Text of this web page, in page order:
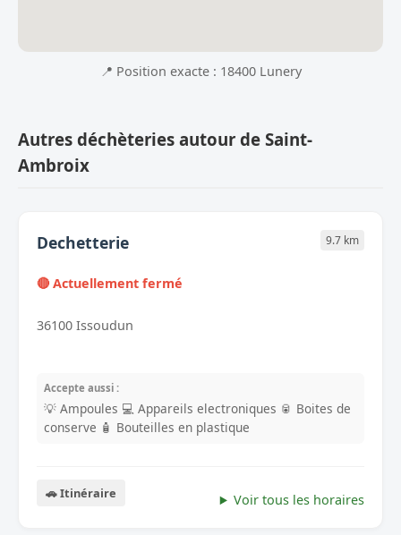
📍 Position exacte : 18400 Lunery
Autres déchèteries autour de Saint-
Ambroix
Dechetterie 9.7 km
🔴 Actuellement fermé
36100 Issoudun
Accepte aussi :
💡 Ampoules 💻 Appareils electroniques 🥫 Boites de
conserve 🧴 Bouteilles en plastique
🚗 Itinéraire Voir tous les horaires